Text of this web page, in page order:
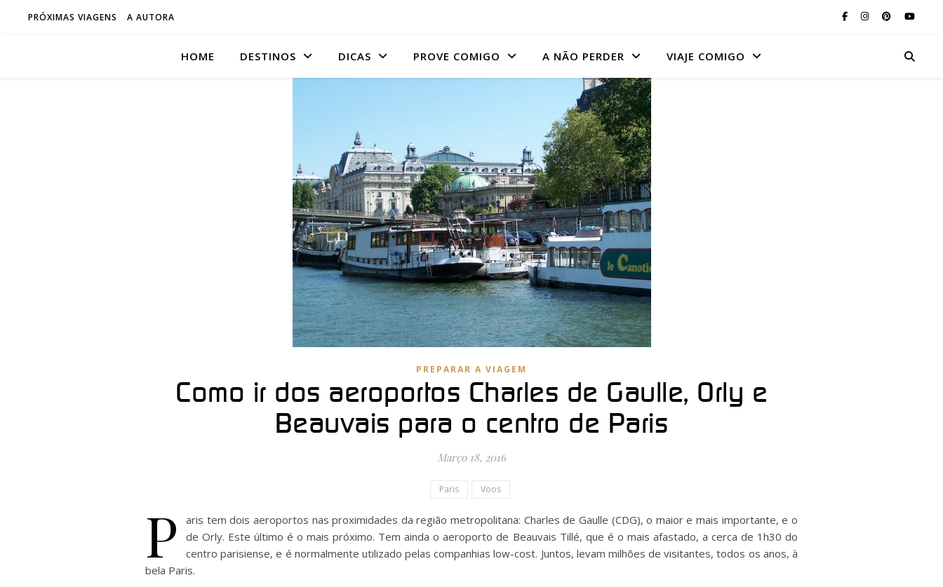
PRÓXIMAS VIAGENS A AUTORA
HOME DESTINOS DICAS PROVE COMIGO A NÃO PERDER VIAJE COMIGO
PREPARAR A VIAGEM
Como ir dos aeroportos Charles de Gaulle, Orly e
Beauvais para o centro de Paris
Março 18, 2016
Paris Voos
P
aris tem dois aeroportos nas proximidades da região metropolitana: Charles de Gaulle (CDG), o maior e mais importante, e o
de Orly. Este último é o mais próximo. Tem ainda o aeroporto de Beauvais Tillé, que é o mais afastado, a cerca de 1h30 do
centro parisiense, e é normalmente utilizado pelas companhias low-cost. Juntos, levam milhões de visitantes, todos os anos, à
bela Paris.